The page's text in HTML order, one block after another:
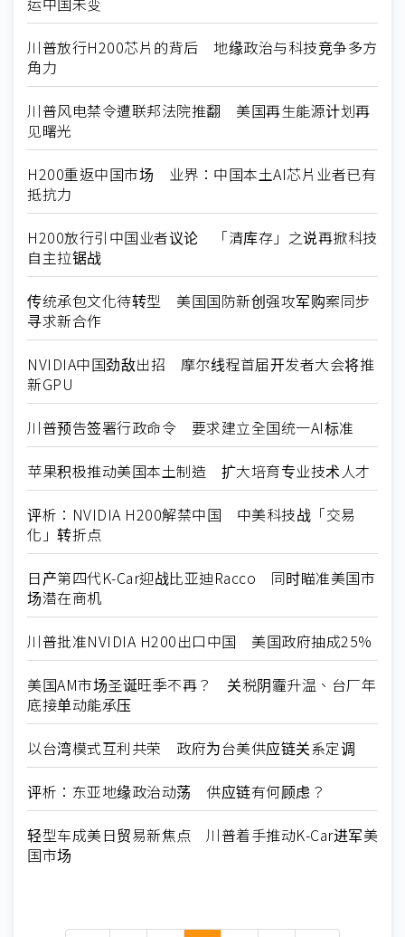
川普放行H200芯片的背后 地缘政治与科技竞争多方
角力
川普风电禁令遭联邦法院推翻 美国再生能源计划再
见曙光
H200重返中国市场 业界：中国本土AI芯片业者已有
抵抗力
H200放行引中国业者议论 「清库存」之说再掀科技
自主拉锯战
传统承包文化待转型 美国国防新创强攻军购案同步
寻求新合作
NVIDIA中国劲敌出招 摩尔线程首届开发者大会将推
新GPU
川普预告签署行政命令 要求建立全国统一AI标准
苹果积极推动美国本土制造 扩大培育专业技术人才
评析：NVIDIA H200解禁中国 中美科技战「交易
化」转折点
日产第四代K-Car迎战比亚迪Racco 同时瞄准美国市
场潜在商机
川普批准NVIDIA H200出口中国 美国政府抽成25%
美国AM市场圣诞旺季不再？ 关税阴霾升温、台厂年
底接单动能承压
以台湾模式互利共荣 政府为台美供应链关系定调
评析：东亚地缘政治动荡 供应链有何顾虑？
轻型车成美日贸易新焦点 川普着手推动K-Car进军美
国市场